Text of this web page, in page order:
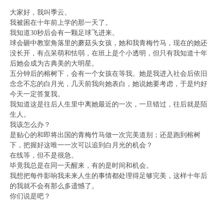
大家好，我叫季云。
我被困在十年前上学的那一天了。
我知道30秒后会有一颗足球飞进来。
球会砸中教室角落里的蘑菇头女孩，她和我青梅竹马，现在的她还
没长开，有点呆萌和怯弱，在班上是个小透明，但只有我知道十年
后她会成为古典美的大明星。
五分钟后的榕树下，会有一个女孩在等我。她是我进入社会后依旧
念念不忘的白月光，几天前我向她表白，她说她要考虑，于是约好
今天一定答复我。
我知道这是往后人生里中离她最近的一次，一旦错过，往后就是陌
生人。
我该怎么办？
是贴心的和即将出国的青梅竹马做一次完美道别；还是跑到榕树
下，把握好这唯一一次可以追到白月光的机会？
在线等，但不是很急。
毕竟我总是在同一天醒来，有的是时间和机会。
我想把每件影响我未来人生的事情都处理得足够完美，这样十年后
的我就不会有那么多遗憾了。
你们说是吧？